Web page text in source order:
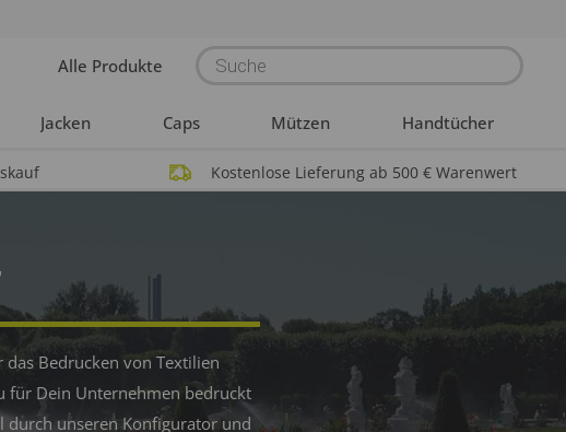
Alle Produkte Products
search
Jacken Caps Mützen Handtücher
Kostenlose Lieferung ab 500 € Warenwert
Bedrucken von Textilien
für Dein Unternehmen bedruckt
durch unseren Konfigurator und